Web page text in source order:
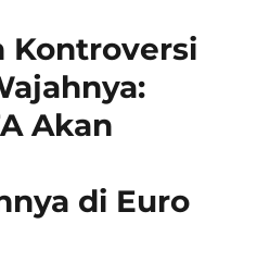
Kontroversi
Akan
di Euro